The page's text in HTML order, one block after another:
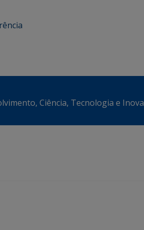
Ciência, Tecnologia e